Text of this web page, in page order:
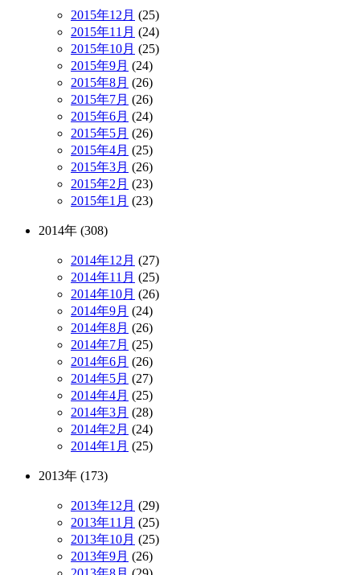
2015年12月 (25)
2015年11月 (24)
2015年10月 (25)
2015年9月 (24)
2015年8月 (26)
2015年7月 (26)
2015年6月 (24)
2015年5月 (26)
2015年4月 (25)
2015年3月 (26)
2015年2月 (23)
2015年1月 (23)
2014年 (308)
2014年12月 (27)
2014年11月 (25)
2014年10月 (26)
2014年9月 (24)
2014年8月 (26)
2014年7月 (25)
2014年6月 (26)
2014年5月 (27)
2014年4月 (25)
2014年3月 (28)
2014年2月 (24)
2014年1月 (25)
2013年 (173)
2013年12月 (29)
2013年11月 (25)
2013年10月 (25)
2013年9月 (26)